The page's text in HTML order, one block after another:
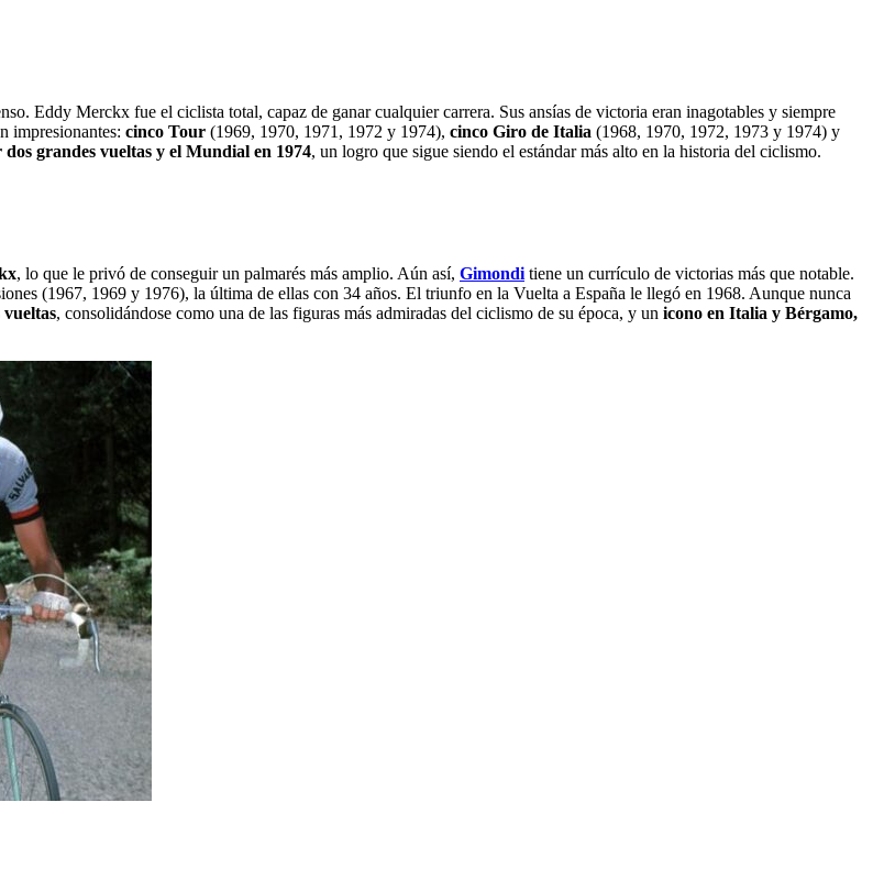
Eddy Merckx fue el ciclista total, capaz de ganar cualquier carrera. Sus ansías de victoria eran inagotables y siempre
impresionantes: cinco Tour (1969, 1970, 1971, 1972 y 1974), cinco Giro de Italia (1968, 1970, 1972, 1973 y 1974) y
dos grandes vueltas y el Mundial en 1974, un logro que sigue siendo el estándar más alto en la historia del ciclismo.
, lo que le privó de conseguir un palmarés más amplio. Aún así, Gimondi tiene un currículo de victorias más que notable.
(1967, 1969 y 1976), la última de ellas con 34 años. El triunfo en la Vuelta a España le llegó en 1968. Aunque nunca
vueltas, consolidándose como una de las figuras más admiradas del ciclismo de su época, y un icono en Italia y Bérgamo,